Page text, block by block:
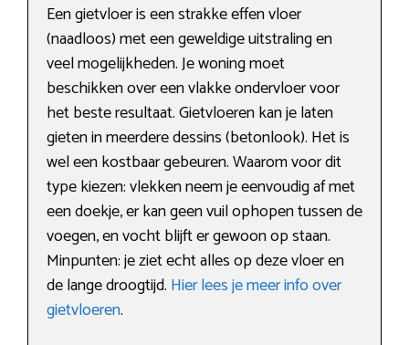
Een gietvloer is een strakke effen vloer
(naadloos) met een geweldige uitstraling en
veel mogelijkheden. Je woning moet
beschikken over een vlakke ondervloer voor
het beste resultaat. Gietvloeren kan je laten
gieten in meerdere dessins (betonlook). Het is
wel een kostbaar gebeuren. Waarom voor dit
type kiezen: vlekken neem je eenvoudig af met
een doekje, er kan geen vuil ophopen tussen de
voegen, en vocht blijft er gewoon op staan.
Minpunten: je ziet echt alles op deze vloer en
de lange droogtijd. Hier lees je meer info over
gietvloeren.